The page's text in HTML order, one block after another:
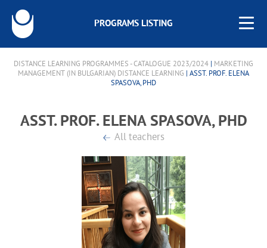
PROGRAMS LISTING
DISTANCE LEARNING PROGRAMMES - CATALOGUE 2023/2024
MARKETING
MANAGEMENT (IN BULGARIAN) DISTANCE LEARNING | ASST. PROF. ELENA
SPASOVA, PHD
ASST. PROF. ELENA SPASOVA, PHD
All teachers